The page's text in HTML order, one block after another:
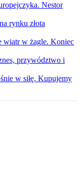
Nestor
rynku złota
wiatr w żagle. Koniec
przywództwo i
w siłę. Kupujemy